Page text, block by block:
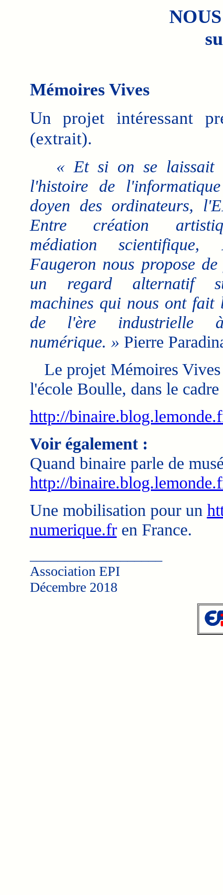
Mémoires Vives
Un projet intéressant
(extrait).
« Et si on se laissait
l'histoire de
doyen des ordinateurs,
Entre création
médiation scientifique,
Faugeron nous propose
un regard alternatif
machines qui nous ont fait
de l'ère industrielle
numérique. » Pierre
Le projet Mémoires Vives
l'école Boulle, dans le
http://
Voir également :
Quand binaire parle de
http://
Une mobilisation pour un
numerique.fren France.
Association EPI
Décembre 2018